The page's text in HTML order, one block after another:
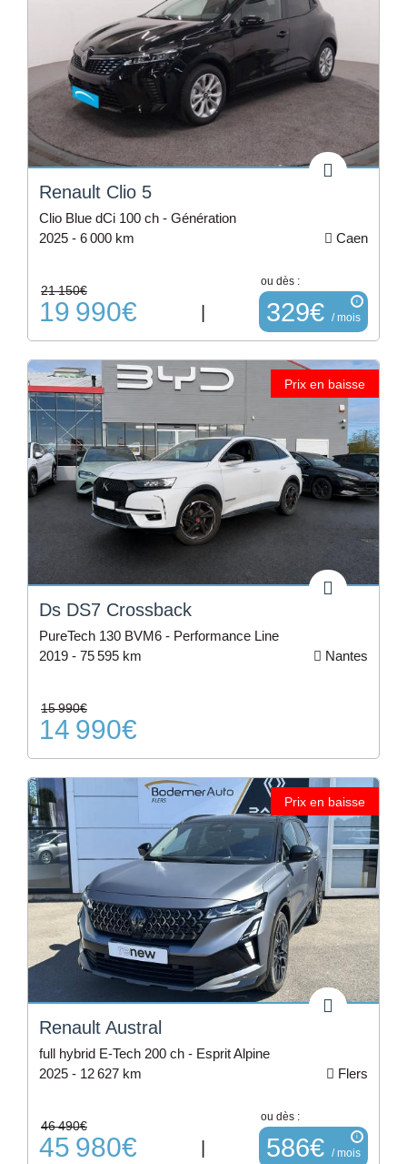
Renault Clio 5
Clio Blue dCi 100 ch - Génération
2025 - 6 000 km Caen
21 150€
19 990€ |
ou dès :
329€ / mois
i
Prix en baisse
Ds DS7 Crossback
PureTech 130 BVM6 - Performance Line
2019 - 75 595 km Nantes
15 990€
14 990€
Prix en baisse
Renault Austral
full hybrid E-Tech 200 ch - Esprit Alpine
2025 - 12 627 km Flers
46 490€
45 980€
ou dès :
586€ / mois
i